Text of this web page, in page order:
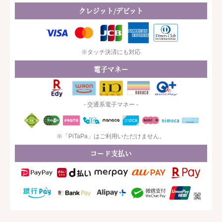
クレジット/デビット
※タッチ決済にも対応
電子マネー
- 交通系電子マネー -
※「PiTaPa」はご利用いただけません。
コード支払い